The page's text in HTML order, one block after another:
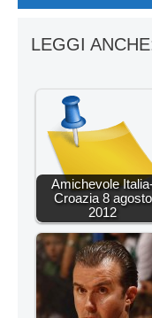
LEGGI
Amichevole
Croazia 8 agosto
2012